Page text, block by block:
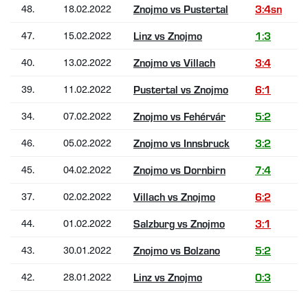
48.
18.02.2022 Znojmo vs Pustertal 3:4sn
47.
15.02.2022 Linz vs Znojmo 1:3
40.
13.02.2022 Znojmo vs Villach 3:4
39.
11.02.2022 Pustertal vs Znojmo 6:1
34.
07.02.2022 Znojmo vs Fehérvár 5:2
46.
05.02.2022 Znojmo vs Innsbruck 3:2
45.
04.02.2022 Znojmo vs Dornbirn 7:4
37.
02.02.2022 Villach vs Znojmo 6:2
44.
01.02.2022 Salzburg vs Znojmo 3:1
43.
30.01.2022 Znojmo vs Bolzano 5:2
42.
28.01.2022 Linz vs Znojmo 0:3